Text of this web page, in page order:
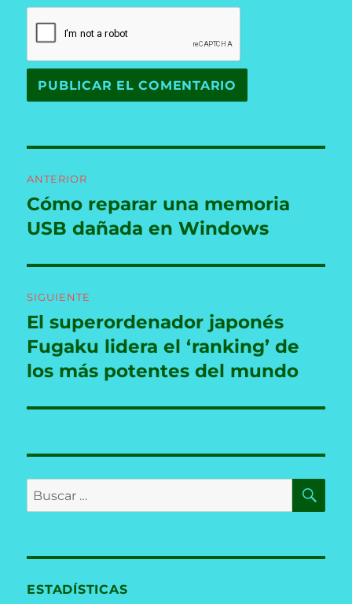
de
entradas
ANTERIOR
Entrada
anterior:
Cómo reparar una memoria
USB dañada en Windows
SIGUIENTE
Entrada
siguiente:
El superordenador japonés
Fugaku lidera el ‘ranking’ de
los más potentes del mundo
Buscar
por:
ESTADÍSTICAS